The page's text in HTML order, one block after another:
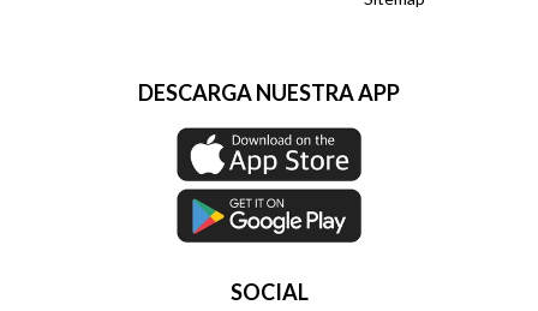
DESCARGA NUESTRA APP
SOCIAL